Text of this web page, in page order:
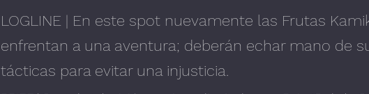
LOGLINE | En este spot nuevamente las Frutas
enfrentan a una aventura; deberán echar mano de
tácticas para evitar una injusticia.